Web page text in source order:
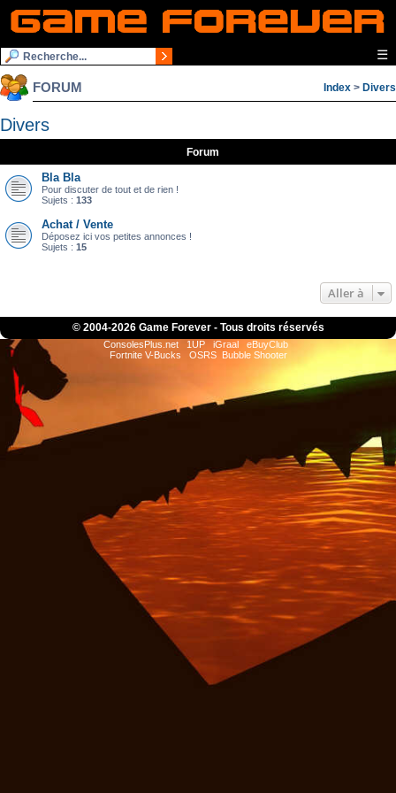
☰
FORUM Index > Divers
Divers
Forum
Bla Bla
Pour discuter de tout et de rien !
Sujets : 133
Achat / Vente
Déposez ici vos petites annonces !
Sujets : 15
Aller à
© 2004-2026 Game Forever - Tous droits réservés
ConsolesPlus.net 1UP iGraal
eBuyClub
Fortnite V-Bucks
OSRS Bubble Shooter